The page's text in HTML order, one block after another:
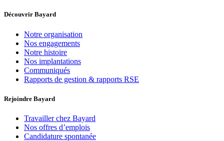
Découvrir Bayard
Notre organisation
Nos engagements
Notre histoire
Nos implantations
Communiqués
Rapports de gestion & rapports RSE
Rejoindre Bayard
Travailler chez Bayard
Nos offres d’emplois
Candidature spontanée